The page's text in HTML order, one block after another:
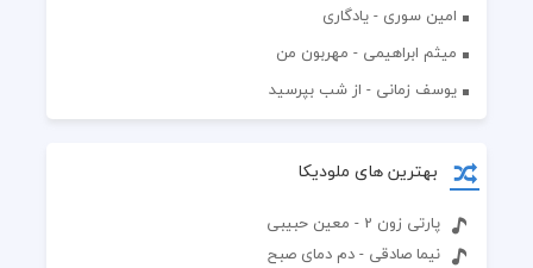
امین سوری - یادگاری
میثم ابراهیمی - مهربون من
یوسف زمانی - از شب بپرسید
بهترین های ملودیکا
پارتی زون 2 - معین حبیبی
نیما صادقی - دم دمای صبح